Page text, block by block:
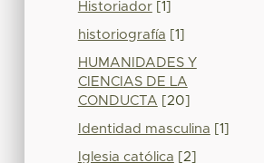
Historiador[1]
historiografía [1]
HUMANIDADES Y
CIENCIAS DE LA
CONDUCTA [20]
Identidad masculina [1]
Iglesia católica [2]